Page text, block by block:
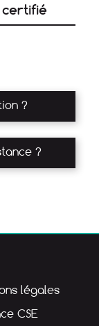
?
?
légales
CSE